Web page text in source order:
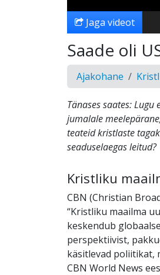
Jaga videot
Saade oli
Ajakohane
Tänases saates:
jumalale
teateid kristlaste
seaduselaegas leitud?
Kristliku
CBN (Christian
“Kristliku maailma
keskendub
perspektiivist,
käsitlevad poliitikat,
CBN World News